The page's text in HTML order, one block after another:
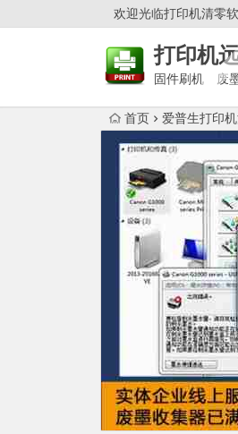
欢迎光临打印机清零
打印机
固件刷机 废
首页 爱普生打印